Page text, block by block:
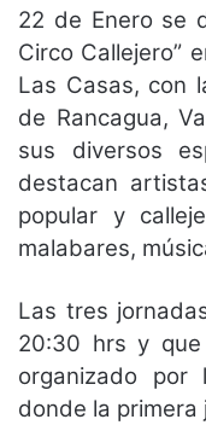
22 de Enero se
Circo Callejero”
Las Casas, con
de Rancagua,
sus diversos
destacan
popular y
malabares,
Las tres
20:30 hrs y
organizado por
donde la